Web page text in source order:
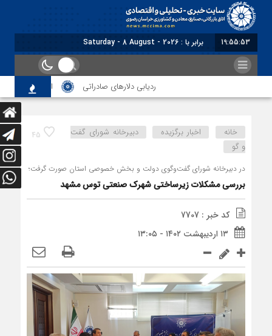
19:55:54 برابر با : Saturday - 8 August - 2026
ردیابی دلارهای صادراتی از اصلاح مقررات
45 خانه اخبار برگزیده
دبیرخانه شورای گفت
و گو
در دبیرخانه شورای گفت‎‌وگوی دولت و بخش خصوصی استان صورت گرفت؛
بررسی مشکلات زیرساختی شهرک صنعتی توس مشهد
کد خبر : 7707
۱۳ اردیبهشت ۱۴۰۲ - ۱۳:۰۵